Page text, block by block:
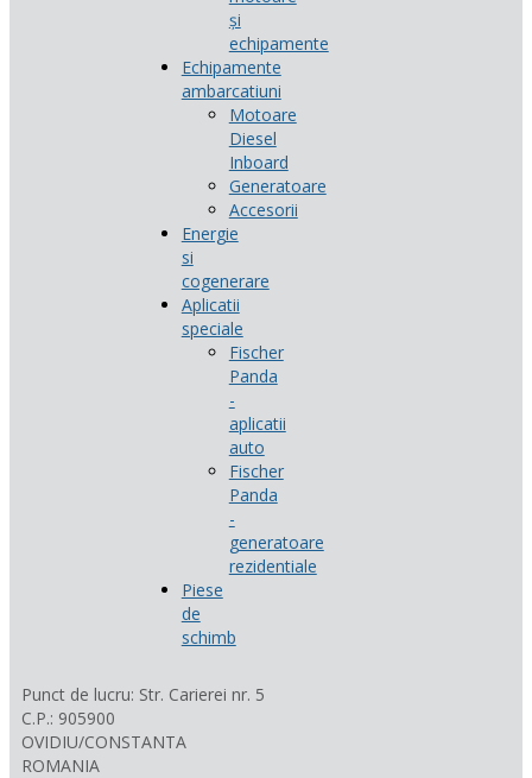
și
echipamente
Echipamente
ambarcatiuni
Motoare
Diesel
Inboard
Generatoare
Accesorii
Energie
si
cogenerare
Aplicatii
speciale
Fischer
Panda
-
aplicatii
auto
Fischer
Panda
-
generatoare
rezidentiale
Piese
de
schimb
Punct de lucru: Str. Carierei nr. 5
C.P.: 905900
OVIDIU/CONSTANTA
ROMANIA